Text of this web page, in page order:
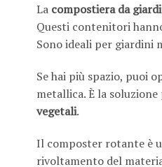
La compostiera da
Questi contenitori
Sono ideali per giardini
Se hai più spazio, puoi
metallica. È la
vegetali.
Il composter rotante è
rivoltamento del